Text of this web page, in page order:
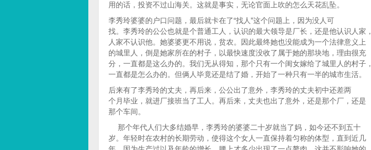
用的话，投资不过山海关。这就是事实，无论官面上吹的怎么天花乱坠。
李秀玲婆婆的户口问题，最后就卡在了“找人”这个问题上，因为没人可
找。李秀玲的公公也就是个普通工人，认识的最大领导是厂长，还是他认识人家，
人家不认识他。她婆婆更不用说，贫农。因此最终她也没能成为一个法律意义上
的城里人，倒是她家所在的村子，以最快速度没收了属于她的那块地，理由很充
分，一直都是这么办的。我们无从得知，那个只有一个闺女嫁给了城里人的村子，
一直都是怎么办的。但俩人毕竟还是结了婚，开始了一种只有一半的城市生活。
后来有了李秀玲的丈夫，再后来，公公出了意外，李秀玲的丈夫初中还差两
个月毕业，就进厂接班当了工人。再后来，丈夫也出了意外，还是那个厂，还是
那个车间。
那个年代人们大多结婚早，李秀玲的婆婆二十岁就当了妈，如今还不到五十
岁。年轻时在农村的长期劳动，使得这个女人一直保持着匀称的体型，直到近几